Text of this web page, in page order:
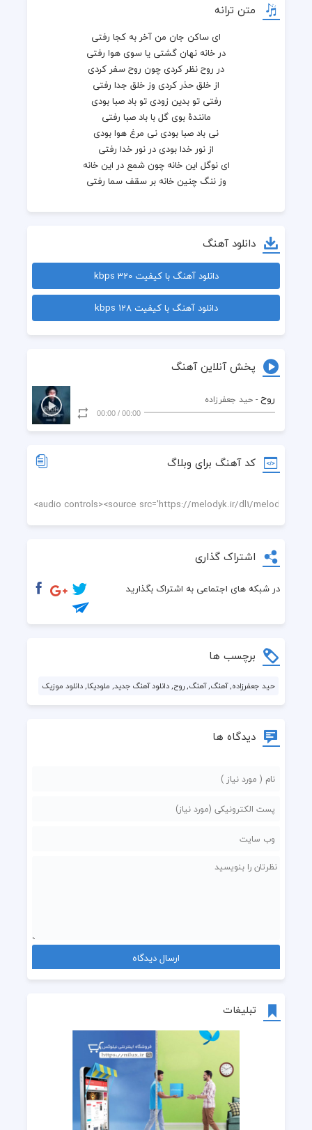
تبلیغات
متن ترانه
وز ننگ چنین خانه بر سقف سما رفتی
دانلود آهنگ
دانلود آهنگ با کیفیت 320 kbps
دانلود آهنگ با کیفیت 128 kbps
پخش آنلاین آهنگ
روح - حید جعفرزاده
00:00
/
00:00
کد آهنگ برای وبلاگ
اشتراک گذاری
در شبکه های اجتماعی به اشتراک بگذارید
برچسب ها
حید جعفرزاده, آهنگ, آهنگ, روح, دانلود آهنگ جدید, ملودیکا, دانلود موزیک
دیدگاه ها